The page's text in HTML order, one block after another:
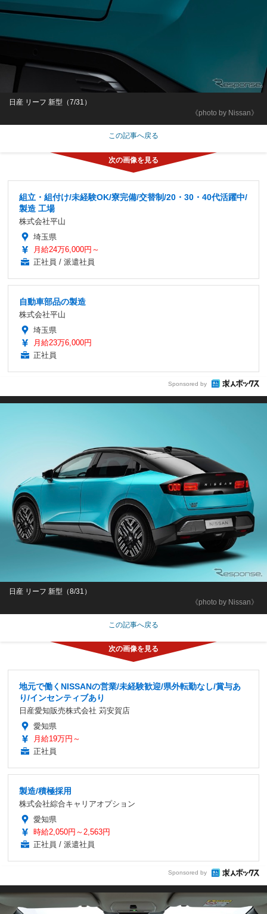
《photo by Nissan》
日産 リーフ 新型（7/31）
この記事へ戻る
組立・組付け/未経験OK/寮完備/交替制/20・30・40代活躍中/
製造 工場
株式会社平山
埼玉県
月給24万6,000円～
正社員 / 派遣社員
自動車部品の製造
株式会社平山
埼玉県
月給23万6,000円
正社員
Sponsored by
《photo by Nissan》
日産 リーフ 新型（8/31）
この記事へ戻る
地元で働くNISSANの営業/未経験歓迎/県外転勤なし/賞与あ
り/インセンティブあり
日産愛知販売株式会社 苅安賀店
愛知県
月給19万円～
正社員
製造/積極採用
株式会社綜合キャリアオプション
愛知県
時給2,050円～2,563円
正社員 / 派遣社員
Sponsored by